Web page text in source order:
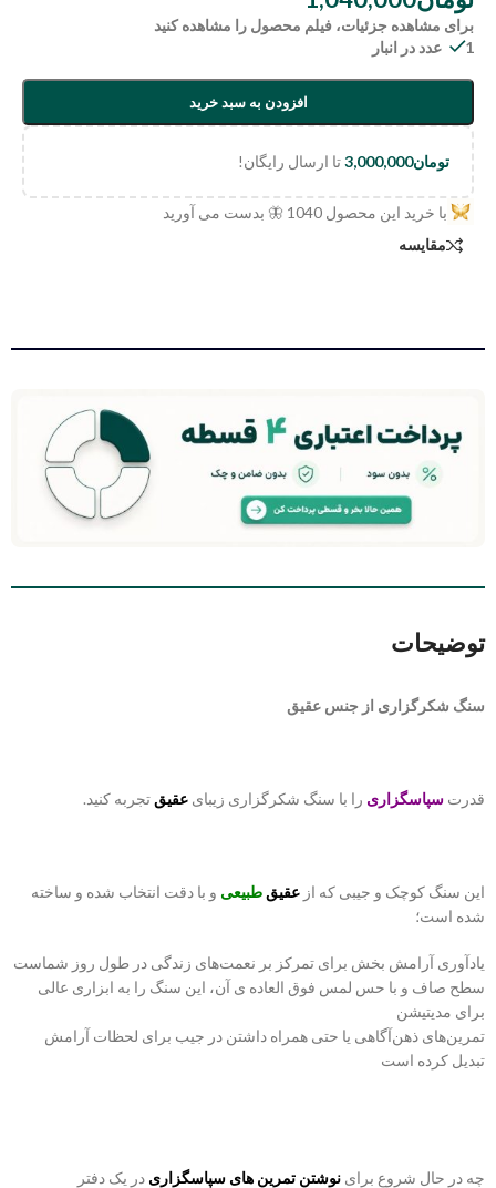
برای مشاهده جزئیات، فیلم محصول را مشاهده کنید
1 عدد در انبار
افزودن به سبد خرید
تومان3,000,000تا ارسال رایگان!
با خرید این محصول 1040 🦋 بدست می آورید
مقایسه
توضیحات
سنگ شکرگزاری از جنس عقیق
قدرت سپاسگزاری را با سنگ شکرگزاری زیبای عقیق تجربه کنید.
این سنگ کوچک و جیبی که از عقیق طبیعی و با دقت انتخاب شده و ساخته
شده است؛
یادآوری آرامش بخش برای تمرکز بر نعمت‌های زندگی در طول روز شماست
سطح صاف و با حس لمس فوق العاده ی آن، این سنگ را به ابزاری عالی
برای مدیتیشن
تمرین‌های ذهن‌آگاهی یا حتی همراه داشتن در جیب برای لحظات آرامش
تبدیل کرده است
چه در حال شروع برای نوشتن تمرین های سپاسگزاری در یک دفتر